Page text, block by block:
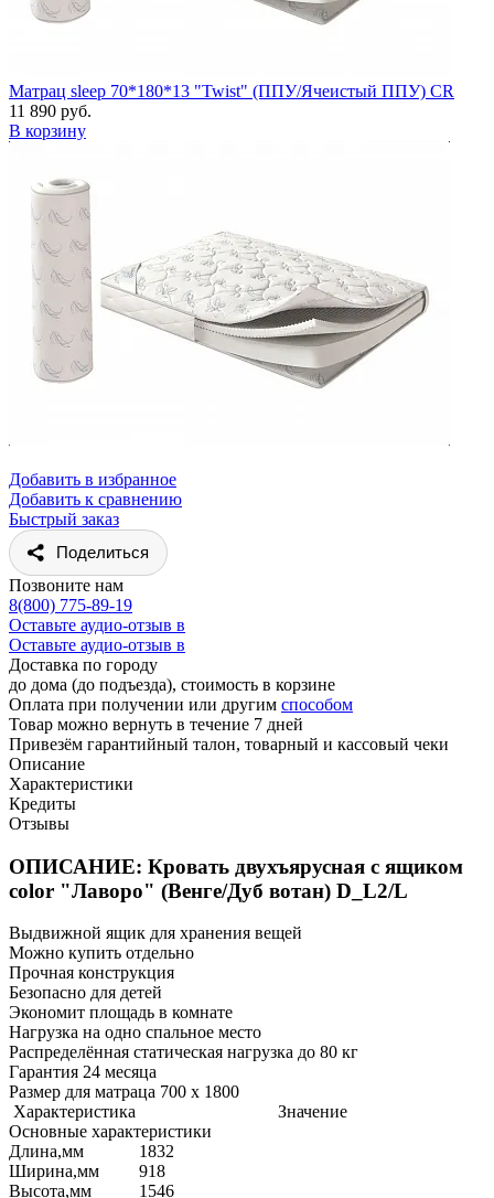
Матрац sleep 70*180*13 "Twist" (ППУ/Ячеистый ППУ) CR
11 890 руб.
В корзину
Добавить в избранное
Добавить к сравнению
Быстрый заказ
Поделиться
Позвоните нам
8(800) 775-89-19
Оставьте аудио-отзыв в
Оставьте аудио-отзыв в
Доставка по городу
до дома (до подъезда), стоимость в корзине
Оплата при получении или другим способом
Товар можно вернуть в течение 7 дней
Привезём гарантийный талон, товарный и кассовый чеки
Описание
Характеристики
Кредиты
Отзывы
ОПИСАНИЕ: Кровать двухъярусная с ящиком
color "Лаворо" (Венге/Дуб вотан) D_L2/L
Выдвижной ящик для хранения вещей
Можно купить отдельно
Прочная конструкция
Безопасно для детей
Экономит площадь в комнате
Нагрузка на одно спальное место
Распределённая статическая нагрузка до 80 кг
Гарантия 24 месяца
Размер для матраца 700 x 1800
Характеристика
Значение
Основные характеристики
Длина,мм
1832
Ширина,мм
918
Высота,мм
1546